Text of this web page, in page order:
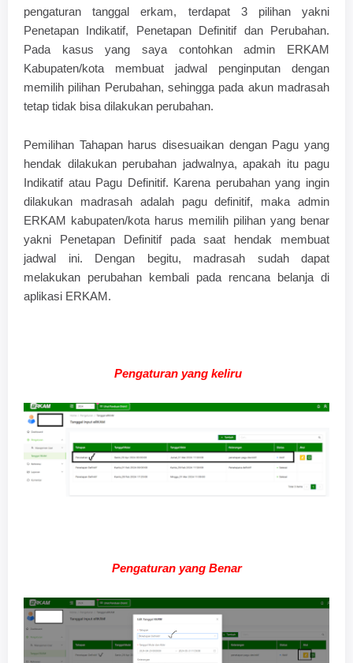
pengaturan tanggal erkam, terdapat 3 pilihan yakni
Penetapan Indikatif, Penetapan Definitif dan Perubahan.
Pada kasus yang saya contohkan admin ERKAM
Kabupaten/kota membuat jadwal penginputan dengan
memilih pilihan Perubahan, sehingga pada akun madrasah
tetap tidak bisa dilakukan perubahan.
Pemilihan Tahapan harus disesuaikan dengan Pagu yang
hendak dilakukan perubahan jadwalnya, apakah itu pagu
Indikatif atau Pagu Definitif. Karena perubahan yang ingin
dilakukan madrasah adalah pagu definitif, maka admin
ERKAM kabupaten/kota harus memilih pilihan yang benar
yakni Penetapan Definitif pada saat hendak membuat
jadwal ini. Dengan begitu, madrasah sudah dapat
melakukan perubahan kembali pada rencana belanja di
aplikasi ERKAM.
Pengaturan yang keliru
Pengaturan yang Benar